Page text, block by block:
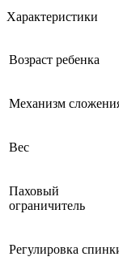
Характеристики
Возраст ребенка
Механизм
Вес
Паховый
ограничитель
Регулировка